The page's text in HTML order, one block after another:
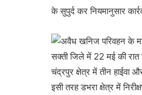
के सुपुर्द कर नियमानुसार
सक्ती जिले में 22 मई की रात
चंद्रपुर क्षेत्र में तीन हाईवा
इसी तरह डभरा क्षेत्र में